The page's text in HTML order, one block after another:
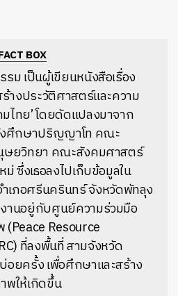
BOX
ม เป็นผู้เขียนหนังสือเรื่อง
างประวัติศาสตร์และความ
ไทย’ โดยดัดแปลงมาจาก
งศึกษาปริญญาโท คณะ
ษยวิทยา คณะสังคมศาสตร์
ซึ่งเธอลงไปเก็บข้อมูลใน
เภอศรีนครินทร์ จังหวัดพัทลุง
านอยู่กับศูนย์ความร่วมมือ
Resource
ที่ลงพื้นที่ สามจังหวัด
ยครั้ง เพื่อศึกษาและสร้าง
พให้เกิดขึ้น